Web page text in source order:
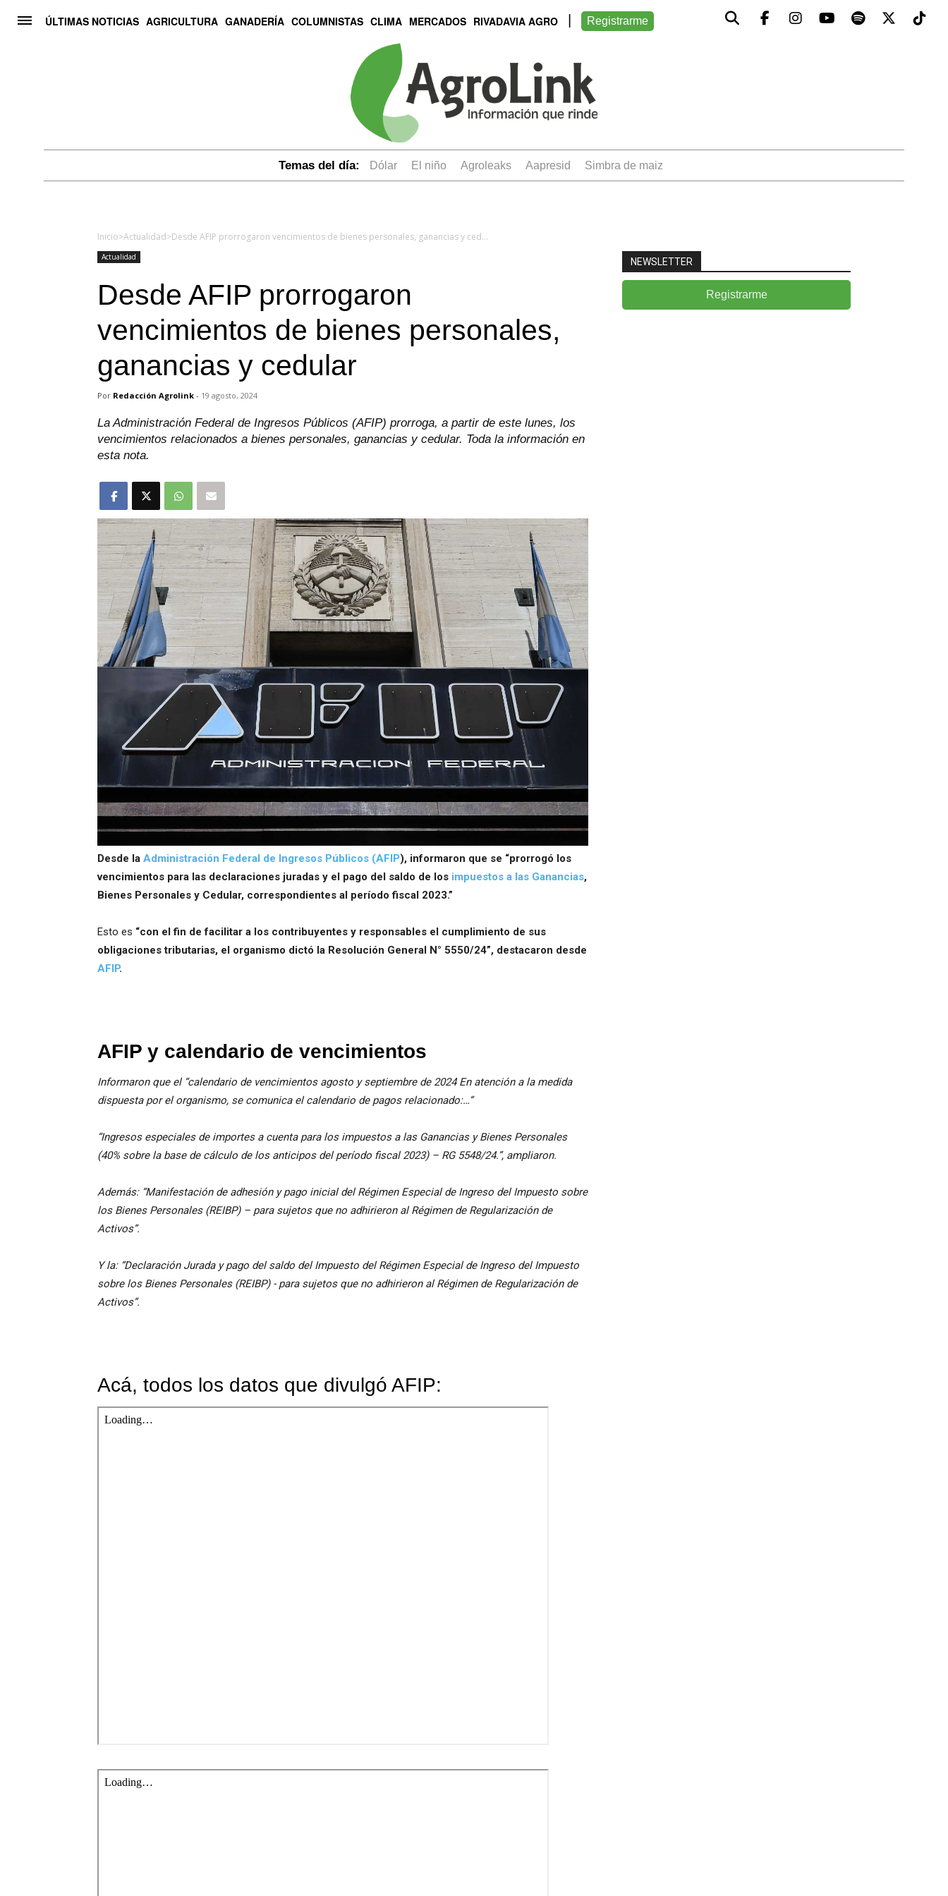
ÚLTIMAS NOTICIAS AGRICULTURA GANADERÍA COLUMNISTAS CLIMA MERCADOS RIVADAVIA AGRO Registrarme
Temas del día: dólar el niño Agroleaks aapresid simbra de maiz
Inicio>Actualidad> Desde AFIP prorrogaron vencimientos de bienes personales, ganancias y cedular
Actualidad
Desde AFIP prorrogaron
vencimientos de bienes personales,
ganancias y cedular
Por Redacción Agrolink - 19 agosto, 2024
La Administración Federal de Ingresos Públicos (AFIP) prorroga, a partir de este lunes, los
vencimientos relacionados a bienes personales, ganancias y cedular. Toda la información en
esta nota.
Desde la Administración Federal de Ingresos Públicos (AFIP), informaron que se “prorrogó los
vencimientos para las declaraciones juradas y el pago del saldo de los impuestos a las Ganancias,
Bienes Personales y Cedular, correspondientes al período fiscal 2023.”
Esto es “con el fin de facilitar a los contribuyentes y responsables el cumplimiento de sus
obligaciones tributarias, el organismo dictó la Resolución General N° 5550/24”, destacaron desde
AFIP.
AFIP y calendario de vencimientos
Informaron que el “calendario de vencimientos agosto y septiembre de 2024 En atención a la medida
dispuesta por el organismo, se comunica el calendario de pagos relacionado:…”
“Ingresos especiales de importes a cuenta para los impuestos a las Ganancias y Bienes Personales
(40% sobre la base de cálculo de los anticipos del período fiscal 2023) – RG 5548/24.”, ampliaron.
Además: “Manifestación de adhesión y pago inicial del Régimen Especial de Ingreso del Impuesto sobre
los Bienes Personales (REIBP) – para sujetos que no adhirieron al Régimen de Regularización de
Activos”.
Y la: “Declaración Jurada y pago del saldo del Impuesto del Régimen Especial de Ingreso del Impuesto
sobre los Bienes Personales (REIBP) - para sujetos que no adhirieron al Régimen de Regularización de
Activos”.
Acá, todos los datos que divulgó AFIP:
NEWSLETTER
Registrarme